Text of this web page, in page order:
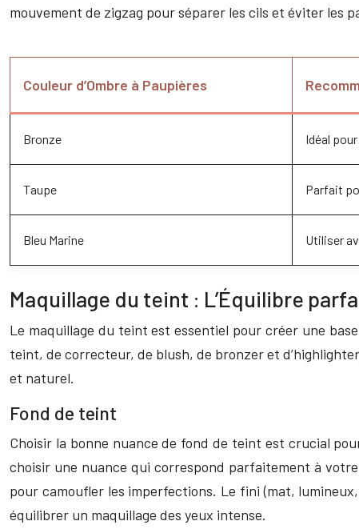
mouvement de zigzag pour séparer les cils et éviter les
Couleur d’Ombre à Paupières
Bronze Idéal
Taupe Parfait
Bleu Marine Utiliser
Maquillage du teint : L’Équilibre
Le maquillage du teint est essentiel pour créer une
teint, de correcteur, de blush, de bronzer et
et naturel.
Fond de teint
Choisir la bonne nuance de fond de teint est crucial
choisir une nuance qui correspond parfaitement à
pour camoufler les imperfections. Le fini (mat,
équilibrer un maquillage des yeux intense.